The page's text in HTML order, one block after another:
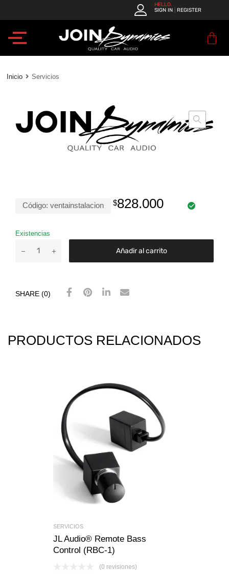
Dynamics
Quality
Car
HELLO.
SIGN IN
REGISTER
Inicio Servicios
Código: ventainstalacion $828.000
Existencias
Añadir al carrito
SHARE (0)
PRODUCTOS RELACIONADOS
SERVICIOS
JL Audio® Remote Bass
Control (RBC-1)
(0 revisiones)